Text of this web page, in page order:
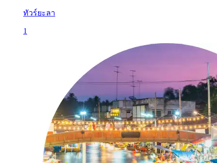
ทัวร์ยะลา
1